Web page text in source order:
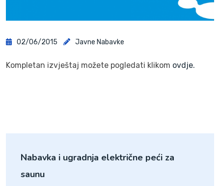
02/06/2015 Javne Nabavke
Kompletan izvještaj možete pogledati klikom ovdje.
Nabavka i ugradnja električne peći za
saunu